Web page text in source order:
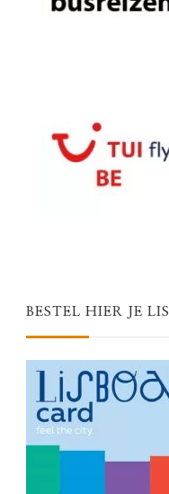
BESTEL HIER JE